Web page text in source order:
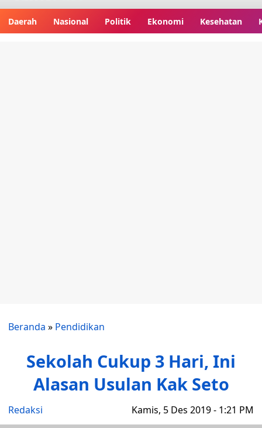
Daerah Nasional Politik Ekonomi Kesehatan
Beranda » Pendidikan
Sekolah Cukup 3 Hari, Ini
Alasan Usulan Kak Seto
Redaksi Kamis, 5 Des 2019 - 1:21 PM